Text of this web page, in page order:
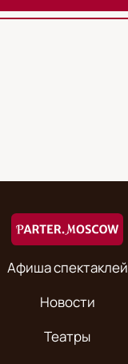
Афиша спектаклей
Новости
Театры